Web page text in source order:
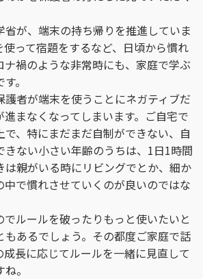
が、端末の持ち帰りを推進していま
って宿題をするなど、日頃から慣れ
ナ禍のような非常時にも、家庭で学ぶ
。
護者が端末を使うことにネガティブだ
進まなくなってしまいます。ご自宅で
で、特にまだまだ自制ができない、自
きない小さい年齢のうちは、1日1時間
は親がいる時にリビングでとか、細か
中で慣れさせていくのが良いのではな
ルールを破ったりもっと使いたいと
もあるでしょう。その都度ご家庭で話
成長に応じてルールを一緒に見直して
。